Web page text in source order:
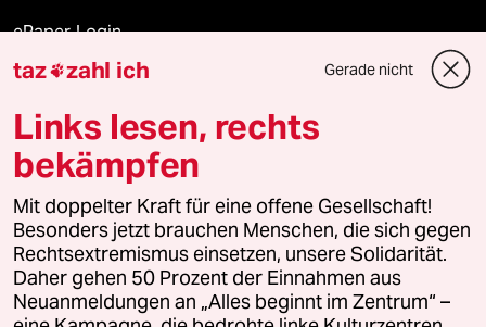
ePaper Login
Downloads für Abonnierende
© 2026 taz Verlags und Vertriebs GmbH
Alle Rechte vorbehalten. Bei rechtlichen Fragen oder für Genehmigungen
wenden Sie sich bitte an
lizenzen@taz.de
Feedback Redaktionsstatut Kommune-Richtlinien
taz zahl ich Gerade nicht
Links lesen, rechts
bekämpfen
Mit doppelter Kraft für eine offene Gesellschaft!
Besonders jetzt brauchen Menschen, die sich gegen
Rechtsextremismus einsetzen, unsere Solidarität.
Daher gehen 50 Prozent der Einnahmen aus
Neuanmeldungen an „Alles beginnt im Zentrum“ –